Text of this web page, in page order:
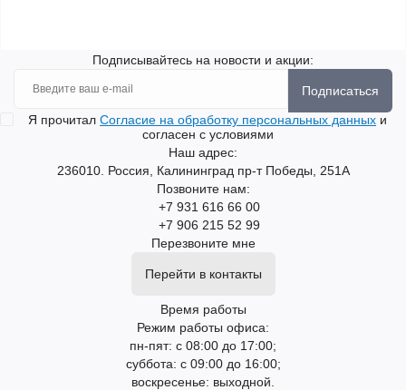
Подписывайтесь на новости и акции:
Подписаться
Я прочитал Согласие на обработку персональных данных и
согласен с условиями
Наш адрес:
236010. Россия, Калининград пр-т Победы, 251А
Позвоните нам:
+7 931 616 66 00
+7 906 215 52 99
Перезвоните мне
Перейти в контакты
Время работы
Режим работы офиса:
пн-пят: с 08:00 до 17:00;
суббота: с 09:00 до 16:00;
воскресенье: выходной.